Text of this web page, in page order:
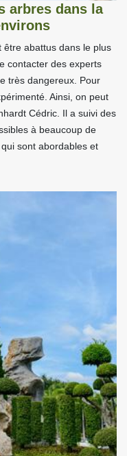
arbres dans la
abattus dans le plus
contacter des experts
très dangereux. Pour
Ainsi, on peut
Cédric. Il a suivi des
à beaucoup de
sont abordables et